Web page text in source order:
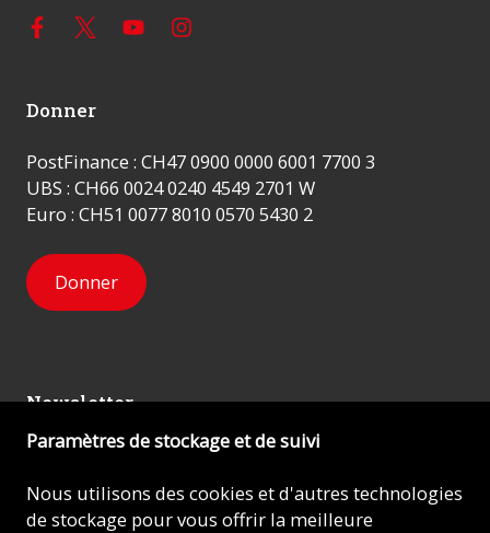
Donner
PostFinance : CH47 0900 0000 6001 7700 3
UBS : CH66 0024 0240 4549 2701 W
Euro : CH51 0077 8010 0570 5430 2
Donner
Newsletter
Paramètres de stockage et de suivi
Nous utilisons des cookies et d'autres technologies
de stockage pour vous offrir la meilleure